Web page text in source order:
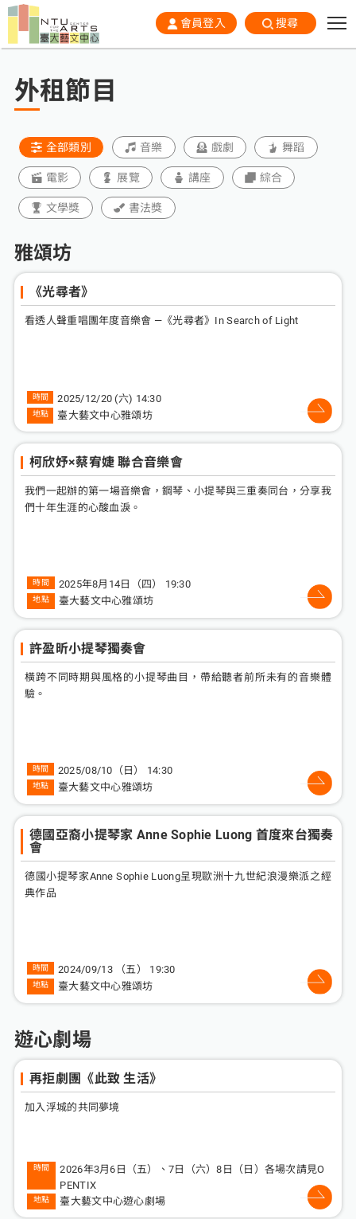
會員登入 搜尋
外租節目
全部類別 音樂 戲劇 舞蹈
電影 展覽 講座 綜合
文學獎 書法獎
雅頌坊
《光尋者》
看透人聲重唱團年度音樂會 —《光尋者》In Search of Light
2025/12/20 (六) 14:30
臺大藝文中心雅頌坊
柯欣妤×蔡宥婕 聯合音樂會
我們一起辦的第一場音樂會，鋼琴、小提琴與三重奏同台，分享我
們十年生涯的心酸血淚。
2025年8月14日（四） 19:30
臺大藝文中心雅頌坊
許盈昕小提琴獨奏會
橫跨不同時期與風格的小提琴曲目，帶給聽者前所未有的音樂體
驗。
2025/08/10（日） 14:30
臺大藝文中心雅頌坊
德國亞裔小提琴家 Anne Sophie Luong 首度來台獨奏
會
德國小提琴家Anne Sophie Luong呈現歐洲十九世紀浪漫樂派之經
典作品
2024/09/13 （五） 19:30
臺大藝文中心雅頌坊
遊心劇場
再拒劇團《此致 生活》
加入浮城的共同夢境
2026年3月6日（五）、7日（六）8日（日）各場次請見O
PENTIX
臺大藝文中心遊心劇場